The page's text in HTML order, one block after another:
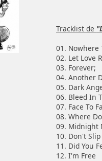
Tracklist de
01. Nowhere
02. Let Love
03. Forever;
04. Another
05. Dark
06. Bleed In
07. Face To
08. Where
09. Midnight
10. Don't
11. Did You
12. I'm Free